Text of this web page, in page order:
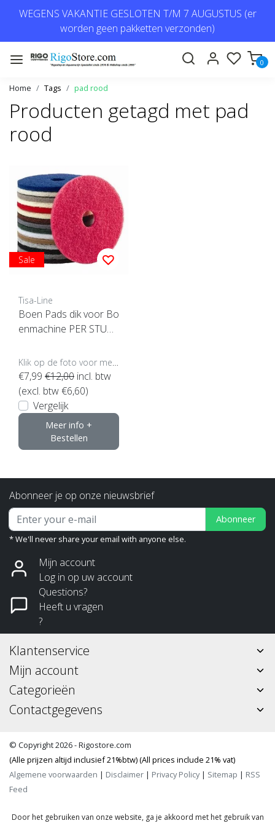
WEGENS VAKANTIE GESLOTEN T/M 7 AUGUSTUS (er
worden geen pakketten verzonden)
0
Home Tags pad rood
Producten getagd met pad
rood
Sale
Tisa-Line
Boen Pads dik voor Bo
enmachine PER STUK
kleuren)
€7,99 €12,00 incl. btw
(excl. btw €6,60)
Vergelijk
Meer info +
Bestellen
Abonneer je op onze nieuwsbrief
Abonneer
* We'll never share your email with anyone else.
Mijn account
Log in op uw account
Questions?
Heeft u vragen
?
Klantenservice
Mijn account
Categorieën
Contactgegevens
© Copyright 2026 - Rigostore.com
(Alle prijzen altijd inclusief 21%btw) (All prices include 21% vat)
Algemene voorwaarden | Disclaimer | Privacy Policy| Sitemap | RSS
Feed
Door het gebruiken van onze website, ga je akkoord met het gebruik van